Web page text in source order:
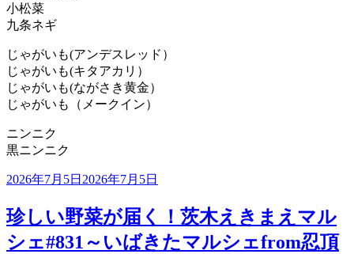
小松菜
九条ネギ
じゃがいも(アンデスレッド）
じゃがいも(キタアカリ）
じゃがいも(ながさき黄金）
じゃがいも（メークイン）
ニンニク
黒ニンニク
投
日:
2026年7月5日 2026年7月5日
珍しい野菜が届く！茨木えきまえマル
シェ#831～いばきたマルシェfrom忍頂